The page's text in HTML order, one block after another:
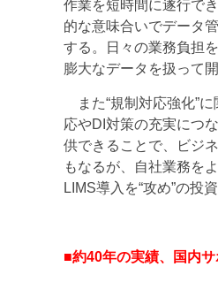
作業を短時間に遂行で
的な意味合いでデータ
する。日々の業務負担
膨大なデータを扱って
また“規制対応強化”
応やDI対策の充実につ
供できることで、ビジ
もなるが、自社業務を
LIMS導入を“攻め”の投
■約40年の実績、国内